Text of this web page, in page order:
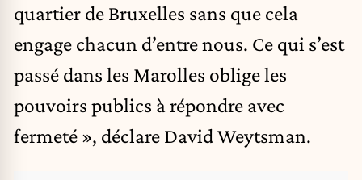
quartier de Bruxelles sans que cela
engage chacun d’entre nous. Ce qui s’est
passé dans les Marolles oblige les
pouvoirs publics à répondre avec
fermeté », déclare David Weytsman.